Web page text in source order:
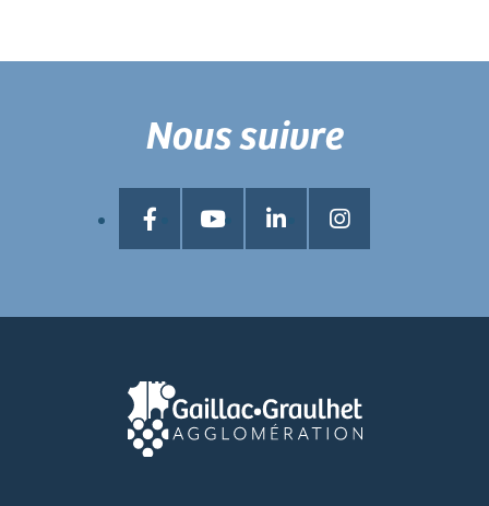
Nous suivre